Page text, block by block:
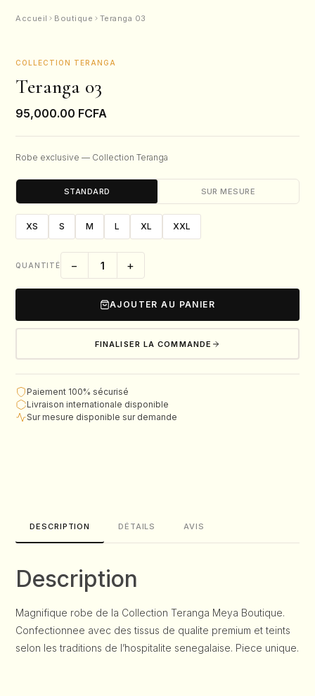
Accueil Boutique Teranga 03
COLLECTION TERANGA
Teranga 03
95,000.00 FCFA
Robe exclusive — Collection Teranga
STANDARD SUR MESURE
XS S M L XL XXL
QUANTITÉ − +
AJOUTER AU PANIER
FINALISER LA COMMANDE
Paiement 100% sécurisé
Livraison internationale disponible
Sur mesure disponible sur demande
DESCRIPTION DÉTAILS AVIS
Description
Magnifique robe de la Collection Teranga Meya Boutique.
Confectionnee avec des tissus de qualite premium et teints
selon les traditions de l’hospitalite senegalaise. Piece unique.